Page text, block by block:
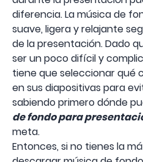
diferencia. La música de
suave, ligera y relajante
de la presentación. Dado
ser un poco difícil y
tiene que seleccionar qué
en sus diapositivas para
sabiendo primero dónde
de fondo para
meta.
Entonces, si no tienes la